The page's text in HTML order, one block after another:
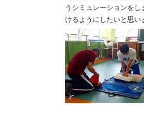
うシミュレーションを
けるようにしたいと思い